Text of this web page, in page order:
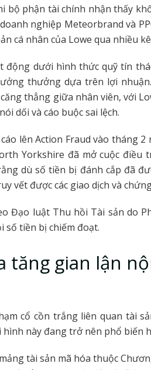
bộ phận tài chính nhận thấy
nghiệp Meteorbrand và
cá nhân của Lowe qua nhiều
động dưới hình thức quỹ tín
thưởng dựa trên lợi
thẳng giữa nhân viên, với
dối và cáo buộc sai lệch.
lên Action Fraud vào tháng
Yorkshire đã mở cuộc điều
dù số tiền bị đánh cắp đã
vết được các giao dịch và
Đạo luật Thu hồi Tài sản do
số tiền bị chiếm đoạt.
tăng gian lận
cổ cồn trắng liên quan tài
hình này đang trở nên phổ biến
tài sản mã hóa thuộc